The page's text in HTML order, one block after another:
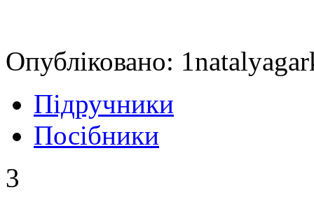
Опубліковано:
Підручники
Посібники
3